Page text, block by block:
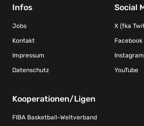
Infos
Jobs
Kontakt
Impressum
Datenschutz
Social
X (fka
Facebook
Instagram
YouTube
Kooperationen/Ligen
FIBA Basketball-Weltverband